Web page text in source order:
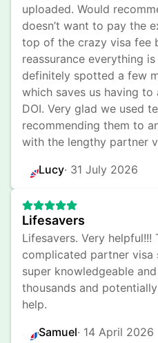
uploaded. Would
doesn’t want to pay the
top of the crazy visa fee
reassurance everything
definitely spotted a few
which saves us having
DOI. Very glad we used
recommending them to
with the lengthy partner
Lucy· 31 July 2026
Lifesavers
Lifesavers. Very helpful!!!
complicated partner visa
super knowledgeable
thousands and
help.
Samuel· 14 April 2026